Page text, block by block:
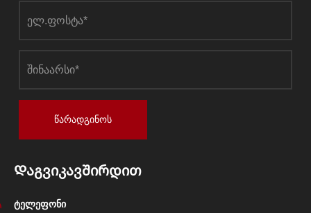
წარადგინოს
Დაგვიკავშირდით
ტელეფონი